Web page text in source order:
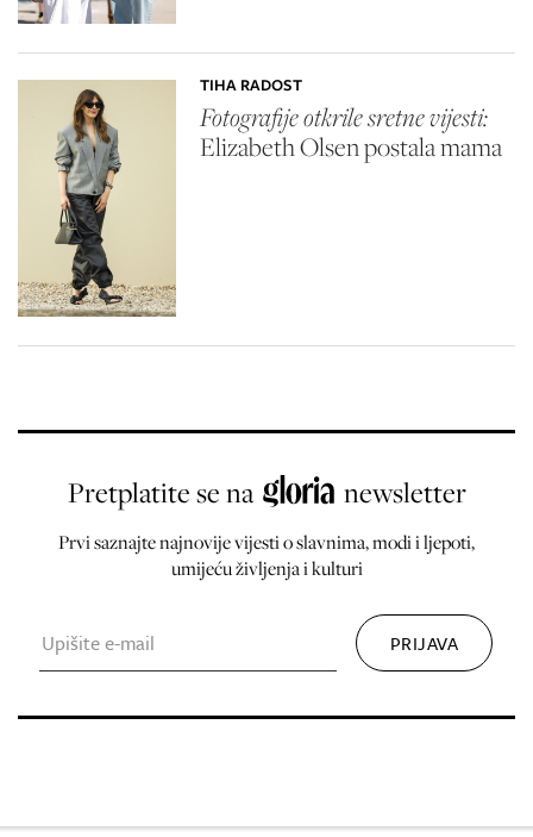
TIHA RADOST
Fotografije otkrile sretne vijesti:
Elizabeth Olsenpostala mama
Pretplatite se na newsletter
Prvi saznajte najnovije vijesti o slavnima, modi i ljepoti,
umijeću življenja i kulturi